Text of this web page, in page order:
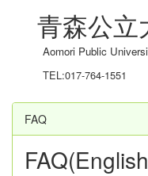
青森公立
Aomori Public
TEL:017-764-1551
FAQ